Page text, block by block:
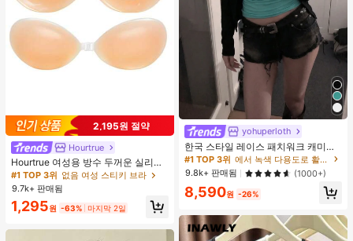
2,195원 절약
Hourtrue
Hourtrue 여성용 방수 두꺼운 실리콘
가슴 페탈, 작은 가슴 리프트업 & 푸시
인용, 웨딩 촬영 및 들러리용
#1 TOP 3위 없음 여성 스티키 브라
9.7k+ 판매됨
1,295원 -63% 마지막 2일
yohuperloth
한국 스타일 레이스 패치워크 캐미솔
탱크 탑, Y2K 에스테틱, 스트리트웨어
캐주얼 여름
#1 TOP 3위
에서 녹색 다용도로 활용 가능한 데일리 탑
9.8k+ 판매됨
(1000+)
8,590원 -26%